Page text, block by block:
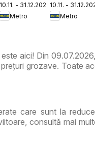
Varietăți
de Roșii
10.11. - 31.12.2026
Metro
Varietăți
de Ciuperci
10.11. -
Metro
aici! Din
grozave. Toate
care sunt la
consultă mai